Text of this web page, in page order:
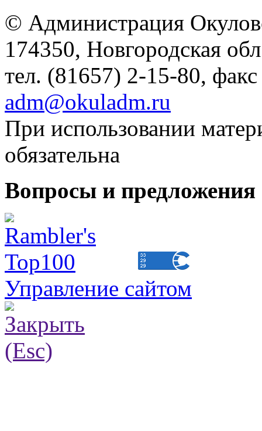
© Администрация
174350, Новгородская
тел. (81657) 2-15-80,
adm@okuladm.ru
При использовании
обязательна
Вопросы и
Управление сайтом